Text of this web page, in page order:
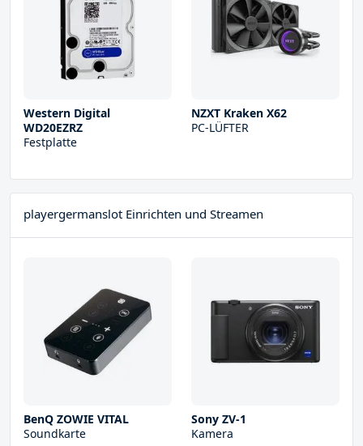
Western Digital
WD20EZRZ
Festplatte
NZXT Kraken X62
PC-LÜFTER
playergermanslot Einrichten und Streamen
BenQ ZOWIE VITAL
Soundkarte
Sony ZV-1
Kamera